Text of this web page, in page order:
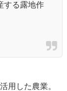
する露地作
用した農業。